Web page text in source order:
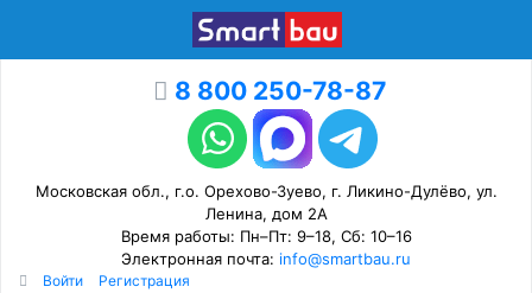
8 800 250-78-87
Московская обл., г.о. Орехово-Зуево, г. Ликино-Дулёво, ул.
Ленина, дом 2А
Время работы: Пн–Пт: 9–18, Сб: 10–16
Электронная почта: info@smartbau.ru
Войти
Регистрация